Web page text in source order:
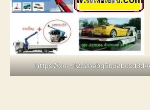
https://xn--